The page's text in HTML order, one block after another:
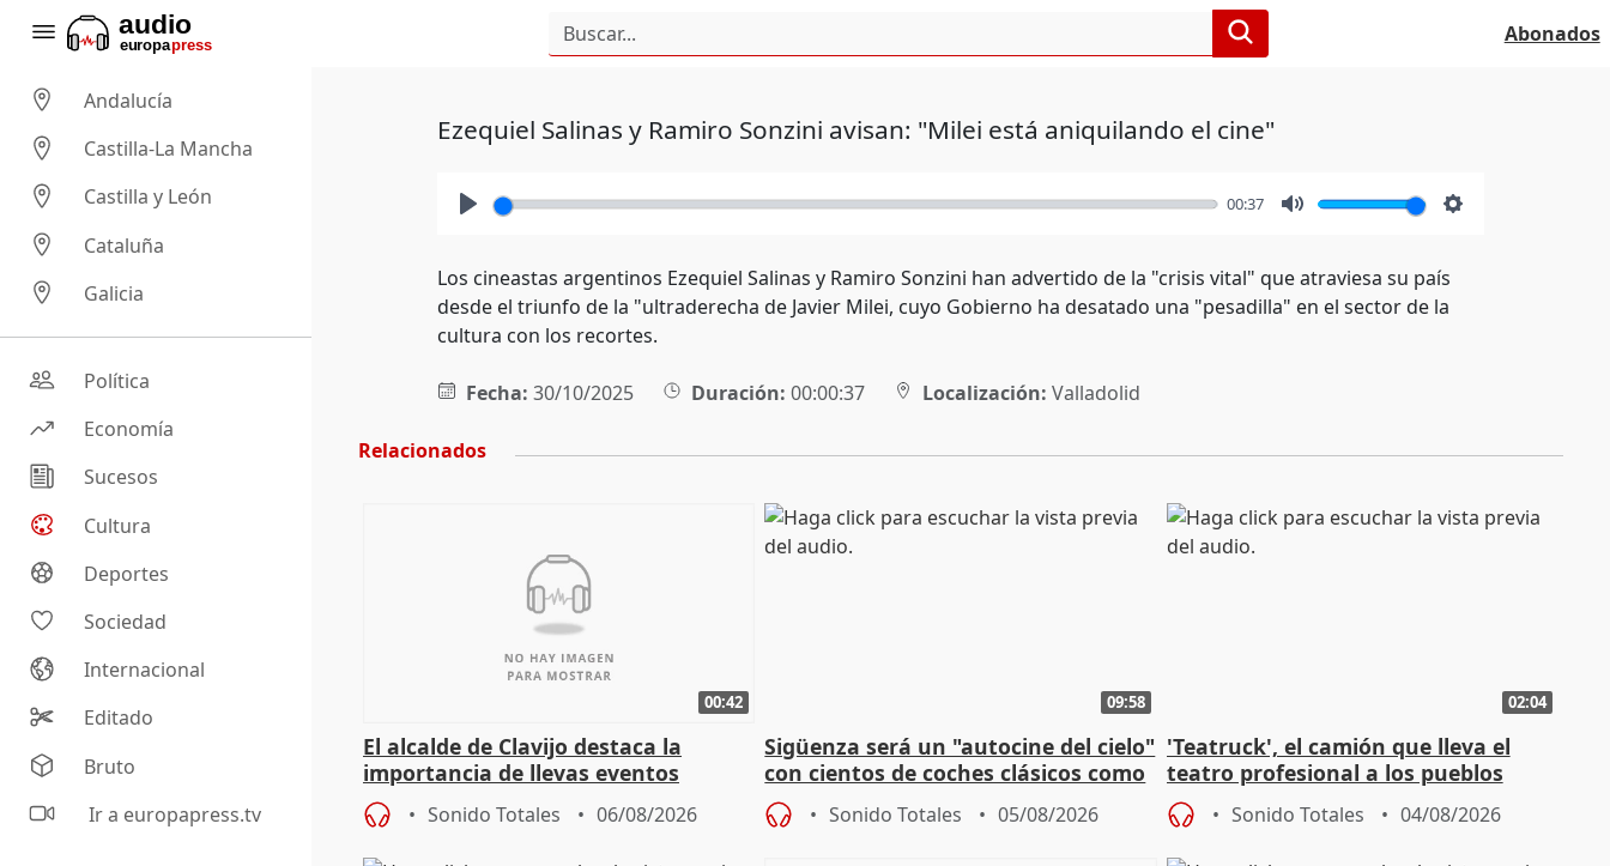
Abonados
Andalucía
Castilla-La Mancha
Castilla y León
Cataluña
Galicia
Política
Economía
Sucesos
Cultura
Deportes
Sociedad
Internacional
Editado
Bruto
Ir a europapress.tv
Ezequiel Salinas y Ramiro Sonzini avisan: "Milei está aniquilando el cine"
00:37
Los cineastas argentinos Ezequiel Salinas y Ramiro Sonzini han advertido de la "crisis vital" que atraviesa su país
desde el triunfo de la "ultraderecha de Javier Milei, cuyo Gobierno ha desatado una "pesadilla" en el sector de la
cultura con los recortes.
Fecha: 30/10/2025 Duración: 00:00:37 Localización: Valladolid
Relacionados
00:42
El alcalde de Clavijo destaca la
importancia de llevas eventos
culturales a los pueblos
Sonido Totales 06/08/2026
09:58
Sigüenza será un "autocine del cielo"
con cientos de coches clásicos como
espectadores
Sonido Totales 05/08/2026
02:04
'Teatruck', el camión que lleva el
teatro profesional a los pueblos
extremeños
Sonido Totales 04/08/2026